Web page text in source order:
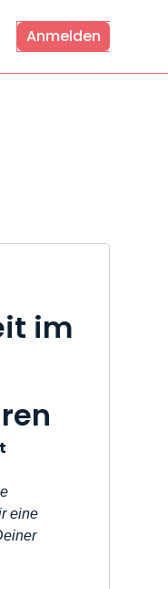
Anmelden
im
eine